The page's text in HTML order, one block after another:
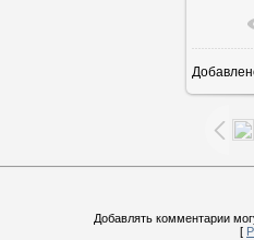
Добавлять комментарии
[